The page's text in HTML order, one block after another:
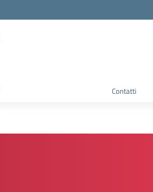
Contatti